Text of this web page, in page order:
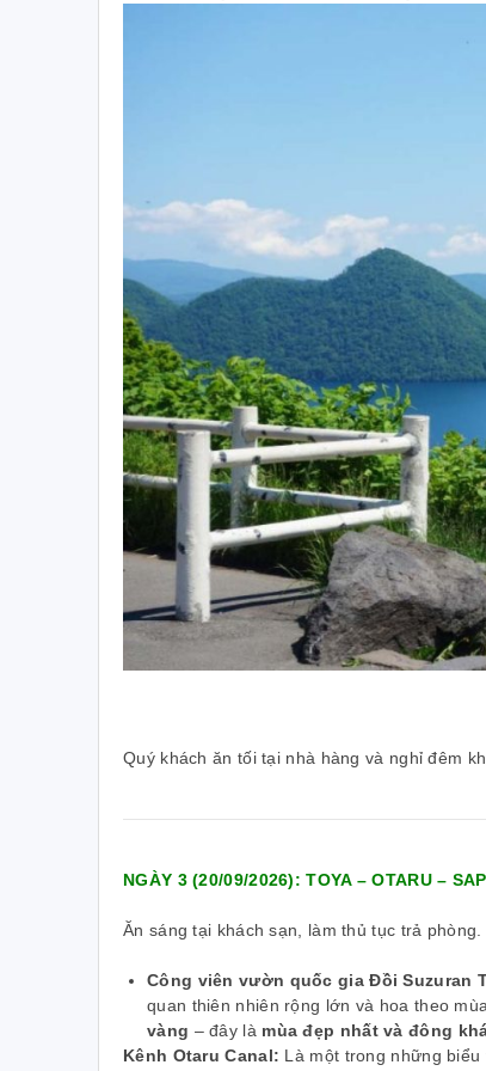
Quý khách ăn tối tại nhà hàng và nghỉ đêm
NGÀY 3 (20/09/2026): TOYA – OTARU –
Ăn sáng tại khách sạn, làm thủ tục trả
Công viên vườn quốc gia Đồi Suzuran
quan thiên nhiên rộng lớn và hoa theo
vàng – đây là mùa đẹp nhất và đông
Kênh Otaru Canal: Là một trong những